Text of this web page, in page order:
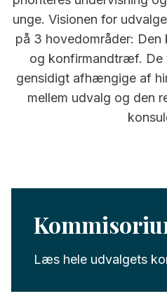
unge. Visionen for
på 3 hovedområder:
og konfirmandtræf. De
gensidigt afhængige af
mellem udvalg og den
Læs hele udvalgets